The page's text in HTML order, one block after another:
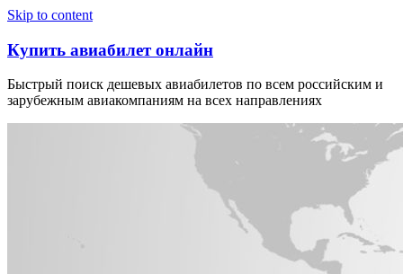
Skip to content
Купить авиабилет онлайн
Быстрый поиск дешевых авиабилетов по всем российским и
зарубежным авиакомпаниям на всех направлениях